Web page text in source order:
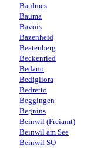
Baulmes
Bauma
Bavois
Bazenheid
Beatenberg
Beckenried
Bedano
Bedigliora
Bedretto
Beggingen
Begnins
Beinwil (Freiamt)
Beinwil am See
Beinwil SO